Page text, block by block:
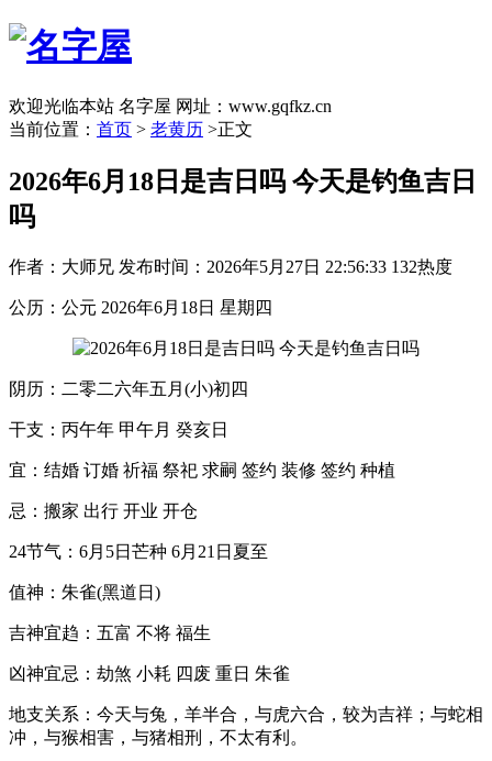
欢迎光临本站 名字屋 网址：www.gqfkz.cn
当前位置： 首页 > 老黄历 >正文
2026年6月18日是吉日吗 今天是钓鱼吉日
吗
作者：大师兄 发布时间：2026年5月27日 22:56:33 132热度
公历：公元 2026年6月18日 星期四
阴历：二零二六年五月(小)初四
干支：丙午年 甲午月 癸亥日
宜：结婚 订婚 祈福 祭祀 求嗣 签约 装修 签约 种植
忌：搬家 出行 开业 开仓
24节气：6月5日芒种 6月21日夏至
值神：朱雀(黑道日)
吉神宜趋：五富 不将 福生
凶神宜忌：劫煞 小耗 四废 重日 朱雀
地支关系：今天与兔，羊半合，与虎六合，较为吉祥；与蛇相
冲，与猴相害，与猪相刑，不太有利。